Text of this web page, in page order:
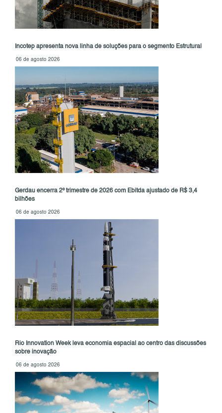
Incotep apresenta nova linha de soluções para o segmento Estrutural
06 de agosto 2026
Gerdau encerra 2º trimestre de 2026 com Ebitda ajustado de R$ 3,4
bilhões
06 de agosto 2026
Rio Innovation Week leva economia espacial ao centro das discussões
sobre inovação
06 de agosto 2026